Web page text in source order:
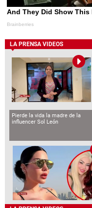
LA PRENSA VIDEOS
Pierde la vida la madre de la
influencer Sol León